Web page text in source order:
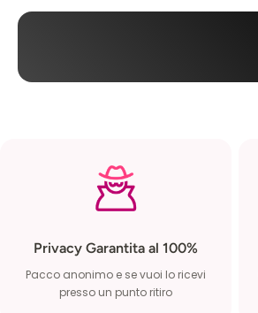
Privacy Garantita al 100%
Pacco anonimo e se vuoi lo ricevi
presso un punto ritiro